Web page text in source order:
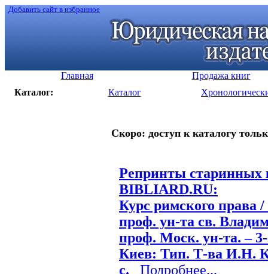
Добавить сайт в избранное
Главная
Продажа книг
Каталог:
Каталог
Скоро: доступ к каталогу
Репринты старинных
BIBLIARD.RU:
Курс римского права
проф. ун-та св.
проф. Моск. ун-та. – 3-
Киев: Тип. Т-ва И.Н.
с. Подробнее...